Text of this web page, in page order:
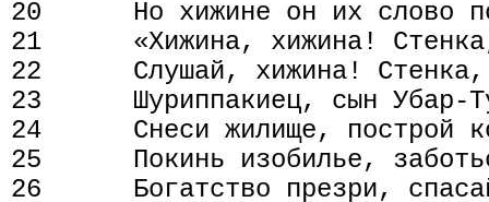
20      Но хижине он их слово
21      «Хижина, хижина!
22      Слушай, хижина! Стенка,
23      Шуриппакиец, сын Убар-
24      Снеси жилище, построй
25      Покинь изобилье,
26      Богатство презри,